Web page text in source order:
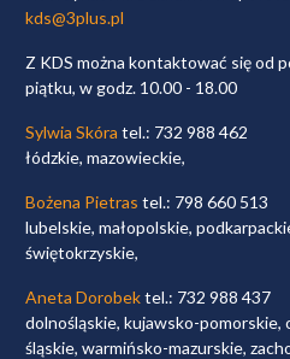
kds@3plus.pl
Z KDS można kontaktować się od
piątku, w godz. 10.00 - 18.00
Sylwia Skóra tel.: 732 988 462
łódzkie, mazowieckie,
Bożena Pietras tel.: 798 660 513
lubelskie, małopolskie,
świętokrzyskie,
Aneta Dorobektel.: 732 988 437
dolnośląskie, kujawsko-pomorskie,
śląskie, warmińsko-mazurskie,